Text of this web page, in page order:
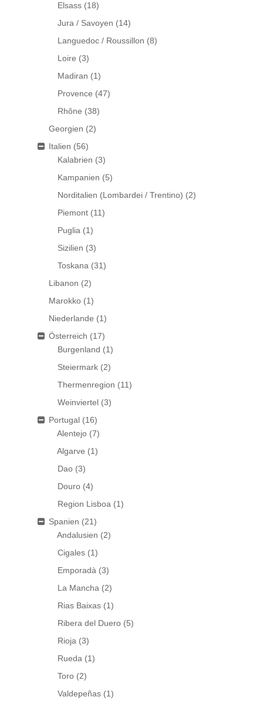
Elsass (18)
Jura / Savoyen (14)
Languedoc / Roussillon (8)
Loire (3)
Madiran (1)
Provence (47)
Rhône (38)
Georgien (2)
Italien (56)
Kalabrien (3)
Kampanien (5)
Norditalien (Lombardei / Trentino) (2)
Piemont (11)
Puglia (1)
Sizilien (3)
Toskana (31)
Libanon (2)
Marokko (1)
Niederlande (1)
Österreich (17)
Burgenland (1)
Steiermark (2)
Thermenregion (11)
Weinviertel (3)
Portugal (16)
Alentejo (7)
Algarve (1)
Dao (3)
Douro (4)
Region Lisboa (1)
Spanien (21)
Andalusien (2)
Cigales (1)
Emporadà (3)
La Mancha (2)
Rias Baixas (1)
Ribera del Duero (5)
Rioja (3)
Rueda (1)
Toro (2)
Valdepeñas (1)